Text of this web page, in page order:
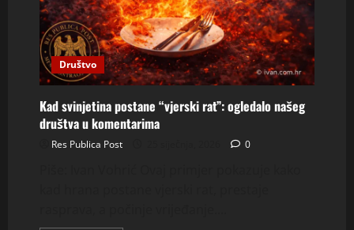
Društvo
Kad svinjetina postane “vjerski rat”: ogledalo našeg
društva u komentarima
Res Publica Post 0